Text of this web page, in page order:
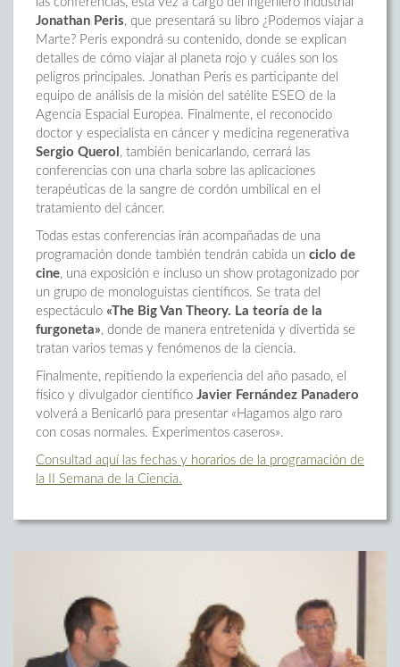
Jonathan Peris, que presentará su libro ¿Podemos viajar a
Marte? Peris expondrá su contenido, donde se explican
detalles de cómo viajar al planeta rojo y cuáles son los
peligros principales. Jonathan Peris es participante del
equipo de análisis de la misión del satélite ESEO de la
Agencia Espacial Europea. Finalmente, el reconocido
doctor y especialista en cáncer y medicina regenerativa
Sergio Querol , también benicarlando, cerrará las
conferencias con una charla sobre las aplicaciones
terapéuticas de la sangre de cordón umbilical en el
tratamiento del cáncer.
Todas estas conferencias irán acompañadas de una
programación donde también tendrán cabida un ciclo de
cine, una exposición e incluso un show protagonizado por
un grupo de monologuistas científicos. Se trata del
espectáculo «The Big Van Theory. La teoría de la
furgoneta», donde de manera entretenida y divertida se
tratan varios temas y fenómenos de la ciencia.
Finalmente, repitiendo la experiencia del año pasado, el
físico y divulgador científico Javier Fernández Panadero
volverá a Benicarló para presentar «Hagamos algo raro
con cosas normales. Experimentos caseros».
Consultad aquí las fechas y horarios de la programación de
la II Semana de la Ciencia.